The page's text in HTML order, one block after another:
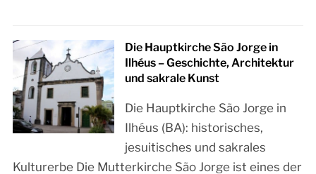
Die Hauptkirche São Jorge in
Ilhéus – Geschichte, Architektur
und sakrale Kunst
Die Hauptkirche São Jorge in
Ilhéus (BA): historisches,
jesuitisches und sakrales
Kulturerbe Die Mutterkirche São Jorge ist eines der